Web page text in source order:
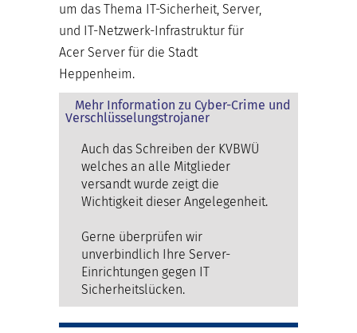
um das Thema IT-Sicherheit, Server,
und IT-Netzwerk-Infrastruktur für
Acer Server für die Stadt
Heppenheim.
Mehr Information zu Cyber-Crime und
Verschlüsselungstrojaner
Auch das Schreiben der KVBWÜ
welches an alle Mitglieder
versandt wurde zeigt die
Wichtigkeit dieser Angelegenheit.
Gerne überprüfen wir
unverbindlich Ihre Server-
Einrichtungen gegen IT
Sicherheitslücken.